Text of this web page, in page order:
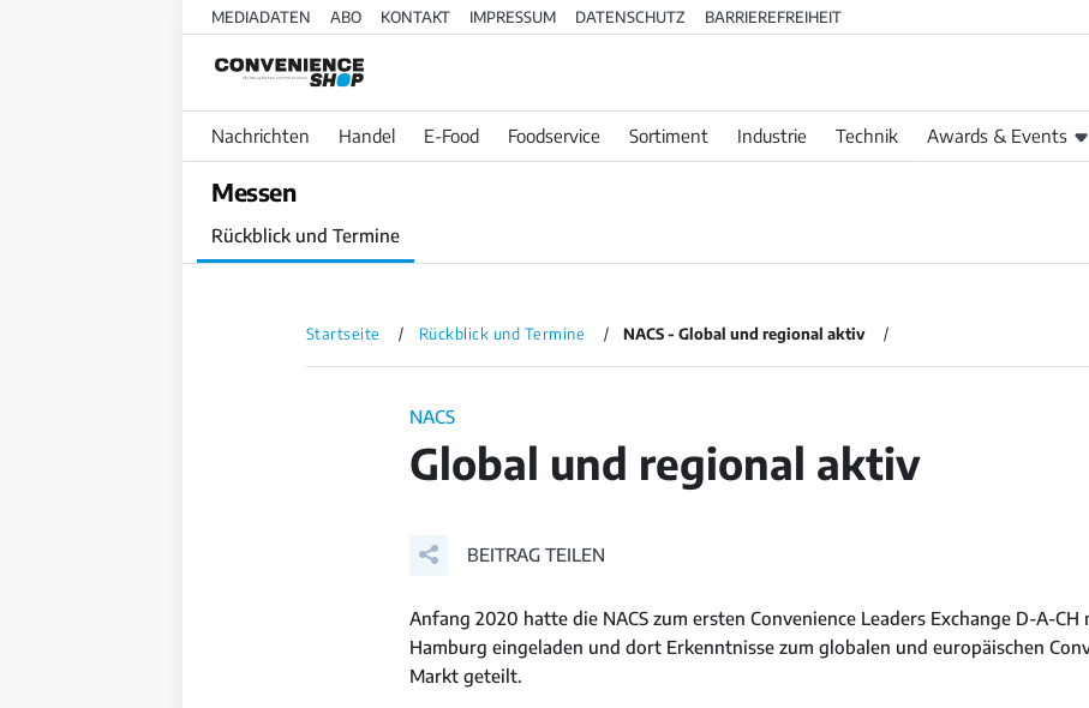
MEDIADATEN ABO KONTAKT IMPRESSUM DATENSCHUTZ BARRIEREFREIHEIT
Nachrichten Handel E-Food Foodservice Sortiment Industrie Technik Awards & Events
Messen
Rückblick und Termine
Startseite Rückblick und Termine NACS - Global und regional aktiv
NACS
Global und regional aktiv
BEITRAG TEILEN
Anfang 2020 hatte die NACS zum ersten Convenience Leaders Exchange D-A-CH
Hamburg eingeladen und dort Erkenntnisse zum globalen und europäischen
Markt geteilt.